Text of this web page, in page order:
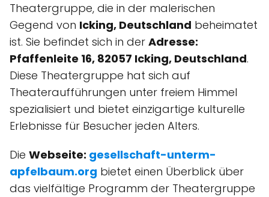
Theatergruppe, die in der malerischen
Gegend von Icking, Deutschland beheimatet
ist. Sie befindet sich in der Adresse:
Pfaffenleite 16, 82057 Icking, Deutschland.
Diese Theatergruppe hat sich auf
Theateraufführungen unter freiem Himmel
spezialisiert und bietet einzigartige kulturelle
Erlebnisse für Besucher jeden Alters.
Die Webseite: gesellschaft-unterm-
apfelbaum.org bietet einen Überblick über
das vielfältige Programm der Theatergruppe